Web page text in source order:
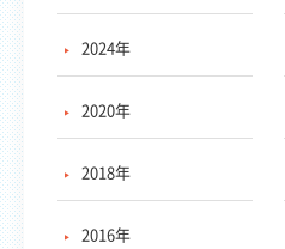
2024年
2020年
2018年
2016年